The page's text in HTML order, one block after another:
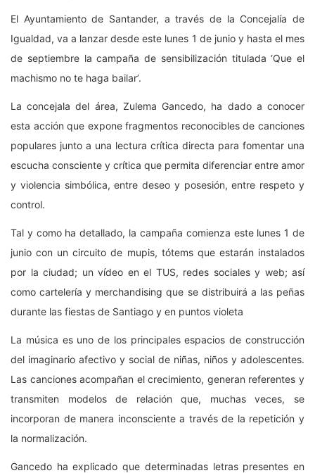
El Ayuntamiento de Santander, a través de la Concejalía de
Igualdad, va a lanzar desde este lunes 1 de junio y hasta el mes
de septiembre la campaña de sensibilización titulada ‘Que el
machismo no te haga bailar’.
La concejala del área, Zulema Gancedo, ha dado a conocer
esta acción que expone fragmentos reconocibles de canciones
populares junto a una lectura crítica directa para fomentar una
escucha consciente y crítica que permita diferenciar entre amor
y violencia simbólica, entre deseo y posesión, entre respeto y
control.
Tal y como ha detallado, la campaña comienza este lunes 1 de
junio con un circuito de mupis, tótems que estarán instalados
por la ciudad; un vídeo en el TUS, redes sociales y web; así
como cartelería y merchandising que se distribuirá a las peñas
durante las fiestas de Santiago y en puntos violeta
La música es uno de los principales espacios de construcción
del imaginario afectivo y social de niñas, niños y adolescentes.
Las canciones acompañan el crecimiento, generan referentes y
transmiten modelos de relación que, muchas veces, se
incorporan de manera inconsciente a través de la repetición y
la normalización.
Gancedo ha explicado que determinadas letras presentes en